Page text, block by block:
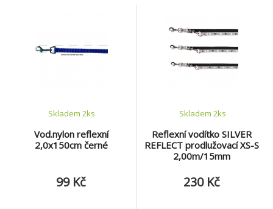
Vod.nylon reflexní
2,0x150cm černé
Skladem 2ks
99 Kč
Reflexní vodítko SILVER
REFLECT prodlužovací XS-S
2,00m/15mm
Skladem 2ks
230 Kč